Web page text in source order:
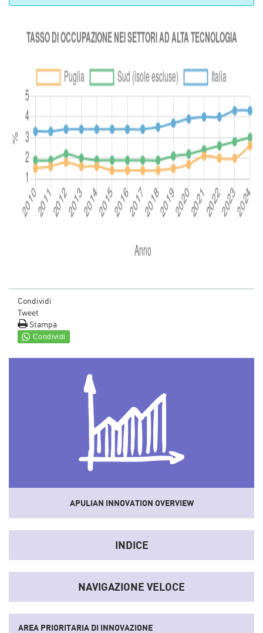
Condividi
Tweet
Stampa
APULIAN INNOVATION OVERVIEW
Unostrumentoche sistematizza dati e informazioni del
sistema socio-economico e dell'innovazione regionale
convertendoli in indicatori sintetici.
INDICE
NAVIGAZIONE VELOCE
AREA PRIORITARIA DI INNOVAZIONE